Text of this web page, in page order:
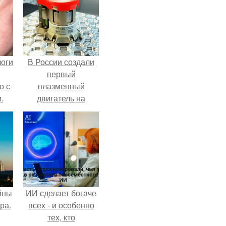
с
В России создали
первый
плазменный
двигатель на
криптоне.
ИИ сделает богаче
всех - и особенно
тех, кто